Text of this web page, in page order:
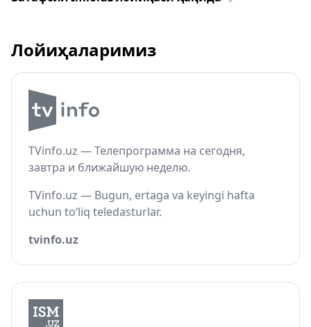
Лойиҳаларимиз
TVinfo.uz — Телепрограмма на сегодня,
завтра и ближайшую неделю.
TVinfo.uz — Bugun, ertaga va keyingi hafta
uchun to‘liq teledasturlar.
tvinfo.uz